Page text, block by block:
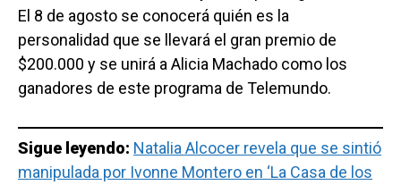
El 8 de agosto se conocerá quién es la
personalidad que se llevará el gran premio de
$200.000 y se unirá a Alicia Machado como los
ganadores de este programa de Telemundo.
Sigue leyendo: Natalia Alcocer revela que se sintió
manipulada por Ivonne Montero en ‘La Casa de los